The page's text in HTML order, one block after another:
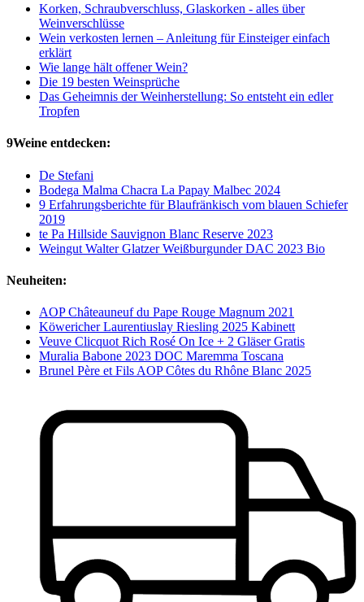
Korken, Schraubverschluss, Glaskorken - alles über
Weinverschlüsse
Wein verkosten lernen – Anleitung für Einsteiger einfach
erklärt
Wie lange hält offener Wein?
Die 19 besten Weinsprüche
Das Geheimnis der Weinherstellung: So entsteht ein edler
Tropfen
9Weine entdecken:
De Stefani
Bodega Malma Chacra La Papay Malbec 2024
9 Erfahrungsberichte für Blaufränkisch vom blauen Schiefer
2019
te Pa Hillside Sauvignon Blanc Reserve 2023
Weingut Walter Glatzer Weißburgunder DAC 2023 Bio
Neuheiten:
AOP Châteauneuf du Pape Rouge Magnum 2021
Köwericher Laurentiuslay Riesling 2025 Kabinett
Veuve Clicquot Rich Rosé On Ice + 2 Gläser Gratis
Muralia Babone 2023 DOC Maremma Toscana
Brunel Père et Fils AOP Côtes du Rhône Blanc 2025